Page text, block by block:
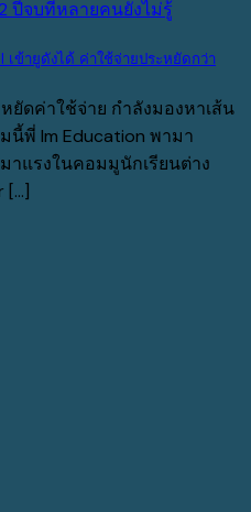
เข้ายูดังได้ ค่าใช้จ่ายประหยัดกว่า
ยัดค่าใช้จ่าย กำลังมองหาเส้น
นี้พี่ Im Education พามา
าแรงในคอมมูนักเรียนต่าง